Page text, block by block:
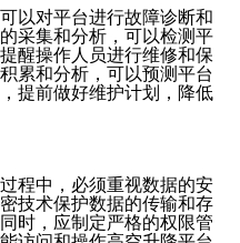
以对平台进行故障诊断和
采集和分析，可以检测平
醒操作人员进行维修和保
累和分析，可以预测平台
提前做好维护计划，降低
程中，必须重视数据的安
技术保护数据的传输和存
时，应制定严格的权限管